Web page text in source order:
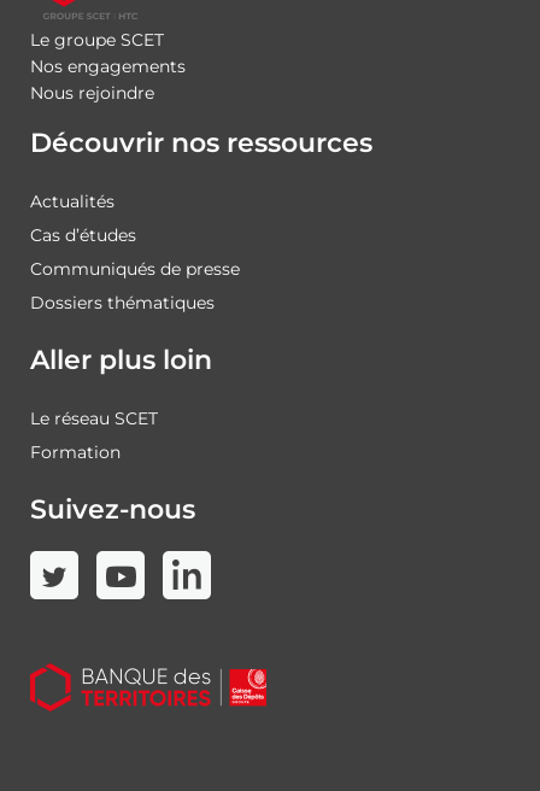
Le groupe SCET
Nos engagements
Nous rejoindre
Découvrir nos ressources
Actualités
Cas d’études
Communiqués de presse
Dossiers thématiques
Aller plus loin
Le réseau SCET
Formation
Suivez-nous